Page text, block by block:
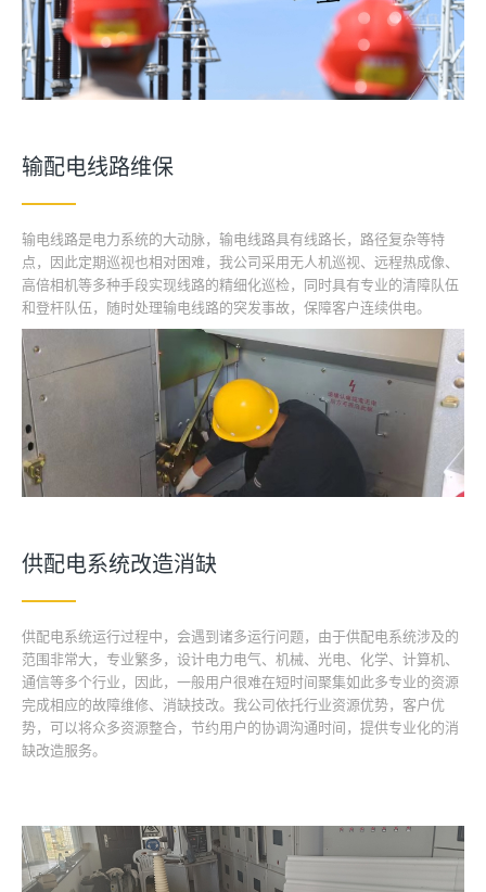
输配电线路维保
输电线路是电力系统的大动脉，输电线路具有线路长，路径复杂等特
点，因此定期巡视也相对困难，我公司采用无人机巡视、远程热成像、
高倍相机等多种手段实现线路的精细化巡检，同时具有专业的清障队伍
和登杆队伍，随时处理输电线路的突发事故，保障客户连续供电。
供配电系统改造消缺
供配电系统运行过程中，会遇到诸多运行问题，由于供配电系统涉及的
范围非常大，专业繁多，设计电力电气、机械、光电、化学、计算机、
通信等多个行业，因此，一般用户很难在短时间聚集如此多专业的资源
完成相应的故障维修、消缺技改。我公司依托行业资源优势，客户优
势，可以将众多资源整合，节约用户的协调沟通时间，提供专业化的消
缺改造服务。